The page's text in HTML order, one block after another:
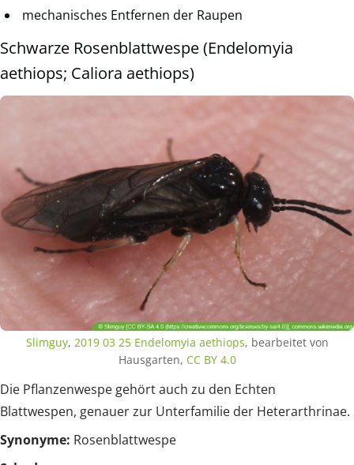
mechanisches Entfernen der Raupen
Schwarze Rosenblattwespe (Endelomyia
aethiops; Caliora aethiops)
Slimguy, 2019 03 25 Endelomyia aethiops, bearbeitet von
Hausgarten, CC BY 4.0
Die Pflanzenwespe gehört auch zu den Echten
Blattwespen, genauer zur Unterfamilie der Heterarthrinae.
Synonyme: Rosenblattwespe